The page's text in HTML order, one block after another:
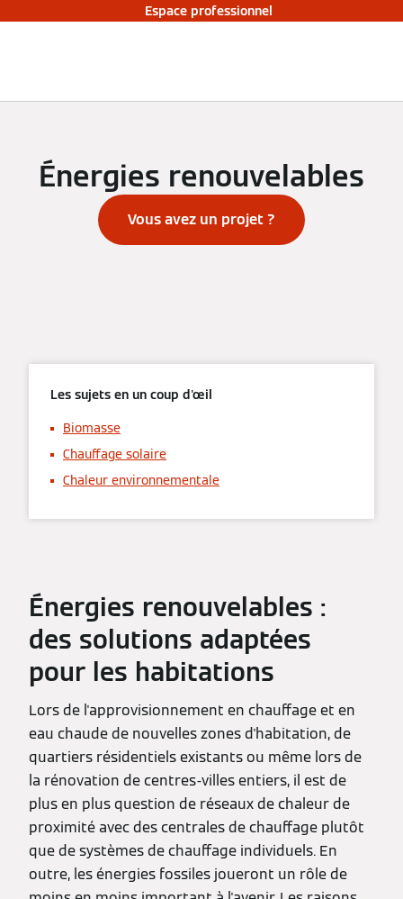
Espace professionnel
Énergies renouvelables
Vous avez un projet ?
Les sujets en un coup d'œil
Biomasse
Chauffage solaire
Chaleur environnementale
Énergies renouvelables :
des solutions adaptées
pour les habitations
Lors de l'approvisionnement en chauffage et en
eau chaude de nouvelles zones d'habitation, de
quartiers résidentiels existants ou même lors de
la rénovation de centres-villes entiers, il est de
plus en plus question de réseaux de chaleur de
proximité avec des centrales de chauffage plutôt
que de systèmes de chauffage individuels. En
outre, les énergies fossiles joueront un rôle de